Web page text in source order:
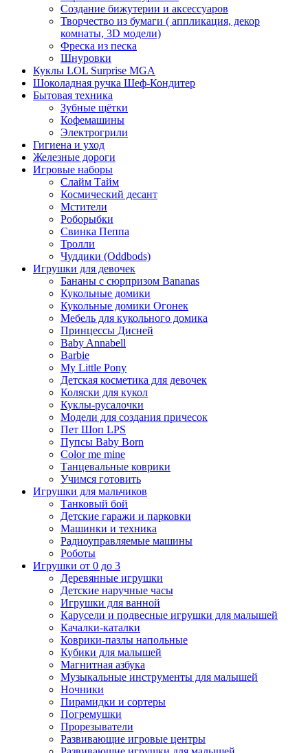
Создание бижутерии и аксессуаров
Творчество из бумаги ( аппликация, декор
комнаты, 3D модели)
Фреска из песка
Шнуровки
Куклы LOL Surprise MGA
Шоколадная ручка Шеф-Кондитер
Бытовая техника
Зубные щётки
Кофемашины
Электрогрили
Гигиена и уход
Железные дороги
Игровые наборы
Слайм Тайм
Космический десант
Мстители
Роборыбки
Свинка Пеппа
Тролли
Чуддики (Oddbods)
Игрушки для девочек
Бананы с сюрпризом Bananas
Кукольные домики
Кукольные домики Огонек
Мебель для кукольного домика
Принцессы Дисней
Baby Annabell
Barbie
My Little Pony
Детская косметика для девочек
Коляски для кукол
Куклы-русалочки
Модели для создания причесок
Пет Шоп LPS
Пупсы Baby Born
Сolor me mine
Танцевальные коврики
Учимся готовить
Игрушки для мальчиков
Танковый бой
Детские гаражи и парковки
Машинки и техника
Радиоуправляемые машины
Роботы
Игрушки от 0 до 3
Деревянные игрушки
Детские наручные часы
Игрушки для ванной
Карусели и подвесные игрушки для малышей
Качалки-каталки
Коврики-пазлы напольные
Кубики для малышей
Магнитная азбука
Музыкальные инструменты для малышей
Ночники
Пирамидки и сортеры
Погремушки
Прорезыватели
Развивающие игровые центры